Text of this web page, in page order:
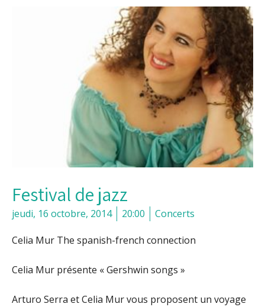
Festival de jazz
jeudi, 16 octobre, 2014 20:00 Concerts
Celia Mur The spanish-french connection
Celia Mur présente « Gershwin songs »
Arturo Serra et Celia Mur vous proposent un voyage